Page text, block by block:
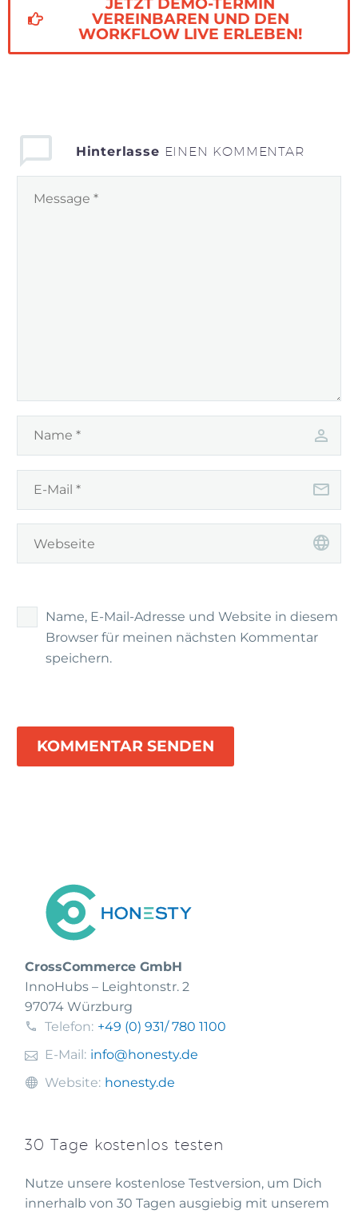
JETZT DEMO-TERMIN
VEREINBAREN UND DEN
WORKFLOW LIVE ERLEBEN!
Hinterlasse EINEN KOMMENTAR
Name, E-Mail-Adresse und Website in diesem
Browser für meinen nächsten Kommentar
speichern.
KOMMENTAR SENDEN
CrossCommerce GmbH
InnoHubs – Leightonstr. 2
97074 Würzburg
Telefon: +49 (0) 931/ 780 1100
E-Mail: info@honesty.de
Website: honesty.de
30 Tage kostenlos testen
Nutze unsere kostenlose Testversion, um Dich
innerhalb von 30 Tagen ausgiebig mit unserem